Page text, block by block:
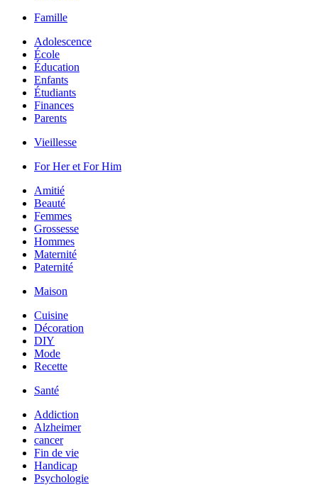
Famille
Adolescence
École
Éducation
Enfants
Étudiants
Finances
Parents
Vieillesse
For Her et For Him
Amitié
Beauté
Femmes
Grossesse
Hommes
Maternité
Paternité
Maison
Cuisine
Décoration
DIY
Mode
Recette
Santé
Addiction
Alzheimer
cancer
Fin de vie
Handicap
Psychologie